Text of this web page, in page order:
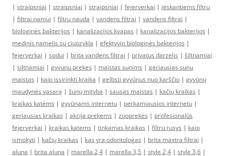
| straipsniai | straipsniai | straipsniai | fejerverkai | ieskantiems filtru
| filtrai namui | filtru nauda | vandens filtrai | vandens filtrai |
biologinės bakterijos | kanalizacijos kvapas | kanalizacijos bakterijos |
medinis namelis su ciuozykla | efektyvio biologinės bakterijos |
fejerverkai | sodui | brita vandens filtrai | privatus darzelis | šiltnamiai
| siltnamiai | gyvunu prekes | maistas sunims | geriausias sunu
maistas | kaip issirinkti kraika | gelbsti gyvūnus nuo karščio | gyvūnų
maudynės vasarą | šunų mityba | sausas maistas | kačių kraikas |
kraikas katėms | gyvūnams internetu | perkamiausios internetu |
geriausias kraikas | akcija prekems | zooprekės | profesionalūs
fejerverkai | kraikas katems | tinkamas kraikas | filtru rusys | kaip
ismokyti | kačių kraikas | kas yra odontologas | brita maxtra filtrai |
aluna | brita aluna | marella 2,4 | marella 3,5 | style 2,4 | style 3,6 |